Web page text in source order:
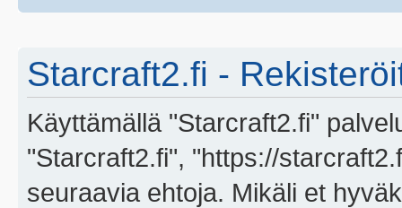
Starcraft2.fi -
Käyttämällä "Starcraft2.fi"
"Starcraft2.fi", "https://
seuraavia ehtoja. Mikäli et